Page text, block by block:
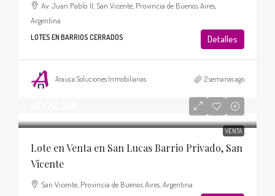
Av. Juan Pablo II, San Vicente, Provincia de Buenos Aires,
Argentina
LOTES EN BARRIOS CERRADOS Detalles
Arauca Soluciones Inmobiliarias 2 semanas ago
VENTA
Lote en Venta en San Lucas Barrio Privado, San
Vicente
San Vicente, Provincia de Buenos Aires, Argentina